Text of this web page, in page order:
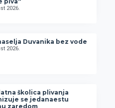
2026.
Duvanika bez vode
2026.
školica plivanja
se jedanaestu
zaredom